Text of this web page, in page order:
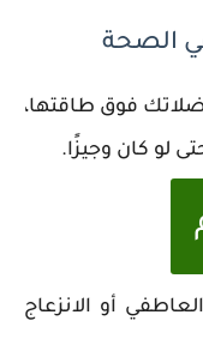
الصحة
فوق طاقتها،
لو كان وجيزًا.
أو الانزعاج